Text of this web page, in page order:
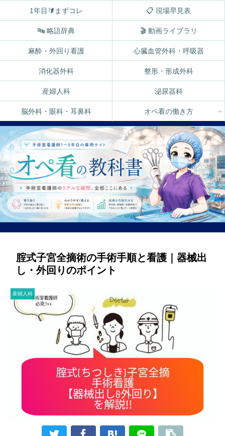
1年目🔰まずコレ 📋 現場早見表
🔤 略語辞典 🎬 動画ライブラリ
麻酔・外回り看護 心臓血管外科・呼吸器
消化器外科 整形・形成外科
産婦人科 泌尿器科
脳外科・眼科・耳鼻科 オペ看の働き方
腟式子宮全摘術の手術手順と看護｜器械出
し・外回りのポイント
産婦人科